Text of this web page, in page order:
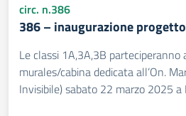
circ. n.386
386 – inaugurazione progetto
Le classi 1A,3A,3B parteciperanno
murales/cabina dedicata all’On.
Invisibile) sabato 22 marzo 2025 a